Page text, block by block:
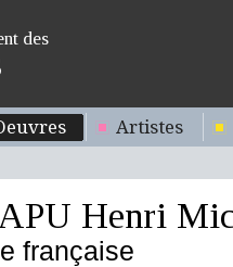
des
Artistes
Henri
française